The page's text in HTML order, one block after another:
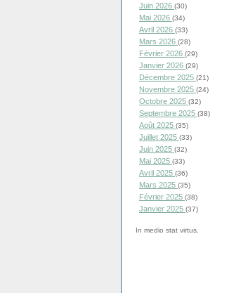
Juin 2026 (30)
Mai 2026 (34)
Avril 2026 (33)
Mars 2026 (28)
Février 2026 (29)
Janvier 2026 (29)
Décembre 2025 (21)
Novembre 2025 (24)
Octobre 2025 (32)
Septembre 2025 (38)
Août 2025 (35)
Juillet 2025 (33)
Juin 2025 (32)
Mai 2025 (33)
Avril 2025 (36)
Mars 2025 (35)
Février 2025 (38)
Janvier 2025 (37)
In medio stat virtus.